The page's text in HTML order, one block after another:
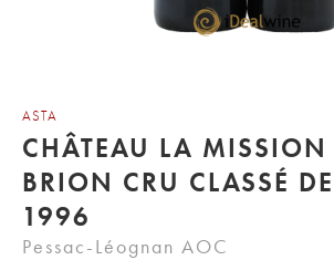
ASTA
CHÂTEAU LA
BRION CRU CLASSÉ
1996
Pessac-Léognan AOC